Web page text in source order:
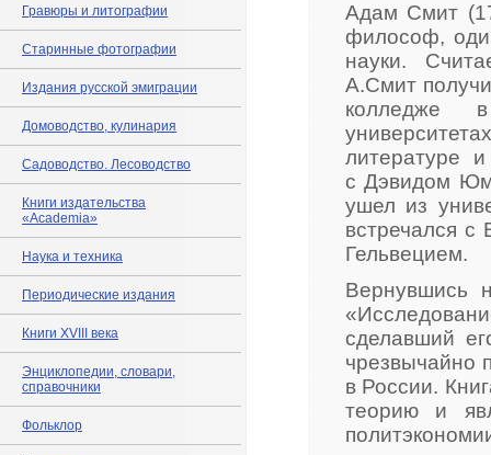
Гравюры и литографии
Старинные фотографии
Издания русской эмиграции
Домоводство, кулинария
Садоводство. Лесоводство
Книги издательства
«Academia»
Наука и техника
Периодические издания
Книги XVIII века
Энциклопедии, словари,
справочники
Фольклор
Адам Смит
философ,
науки.
А.Смит
колледже
литературе
с Дэвидом
ушел из
встречался
Гельвецием.
Вернувшись
сделавший
чрезвычайно
в России.
теорию и